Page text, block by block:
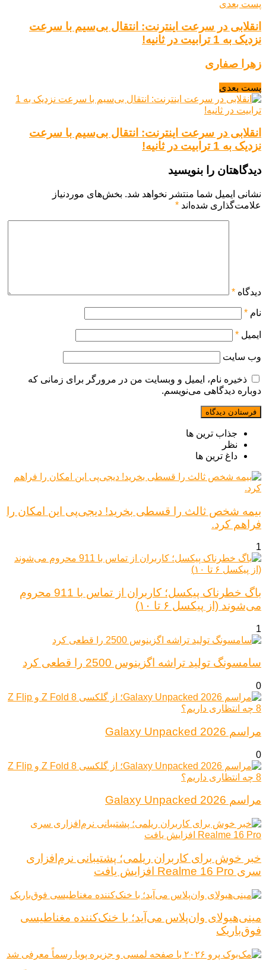
پست بعدی
انقلابی در سرعت اینترنت: انتقال بی‌سیم با سرعت
نزدیک به 1 ترابیت در ثانیه!
زهرا صفاری
پست بعدی
انقلابی در سرعت اینترنت: انتقال بی‌سیم با سرعت
نزدیک به 1 ترابیت در ثانیه!
دیدگاهتان را بنویسید
نشانی ایمیل شما منتشر نخواهد شد. بخش‌های موردنیاز
علامت‌گذاری شده‌اند *
دیدگاه *
نام *
ایمیل *
وب‌ سایت
ذخیره نام، ایمیل و وبسایت من در مرورگر برای زمانی که
دوباره دیدگاهی می‌نویسم.
جذاب ترین ها
نظر
داغ ترین ها
بیمه شخص ثالث را قسطی بخرید! دیجی‌پی این امکان را
فراهم کرد.
1
باگ خطرناک پیکسل؛ کاربران از تماس با 911 محروم
می‌شوند (از پیکسل ۶ تا ۱۰)
1
سامسونگ تولید تراشه اگزینوس 2500 را قطعی کرد
0
مراسم Galaxy Unpacked 2026
0
مراسم Galaxy Unpacked 2026
خبر خوش برای کاربران ریلمی؛ پشتیبانی نرم‌افزاری
سری Realme 16 Pro افزایش یافت
مینی‌هیولای وان‌پلاس می‌آید؛ با خنک‌کننده مغناطیسی
فوق‌باریک